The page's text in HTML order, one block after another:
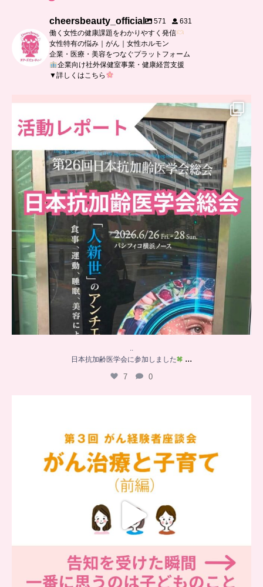
cheersbeauty_official 571
631
働く女性の健康課題をわかりやすく発信
女性特有の悩み｜がん｜女性ホルモン
企業・医療・美容をつなぐプラットフォーム
企業向け社外保健室事業・健康経営支援
▼詳しくはこちら
..
日本抗加齢医学会に参加しました
0
..
日本抗加齢医学会に参加しました
...
7 0